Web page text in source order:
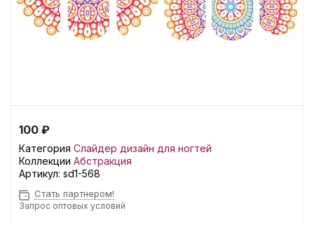
100 ₽
Категория Слайдер дизайн для ногтей
Коллекции Абстракция
Артикул: sd1-568
Стать партнером!
Запрос оптовых условий